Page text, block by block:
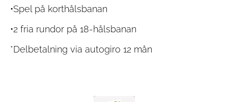
•Spel på korthålsbanan
•2 fria rundor på 18-hålsbanan
*Delbetalning via autogiro 12 mån